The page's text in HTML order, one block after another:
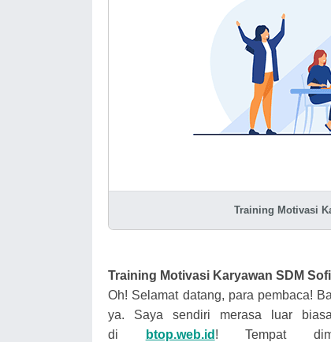
Training Motivasi
Training Motivasi Karyawan SDM
Oh! Selamat datang, para pembaca!
ya. Saya sendiri merasa luar
di btop.web.id!
Tempat